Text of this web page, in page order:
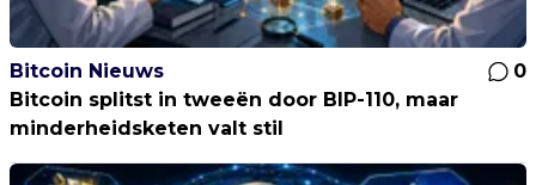
Bitcoin Nieuws
0
Bitcoin splitst in tweeën door BIP-110, maar
minderheidsketen valt stil